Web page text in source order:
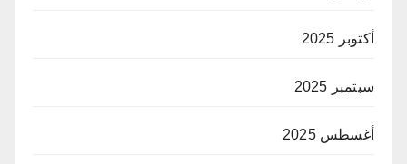
أكتوبر 2025
سبتمبر 2025
أغسطس 2025